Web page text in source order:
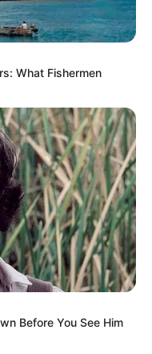
What Fishermen
Before You See Him